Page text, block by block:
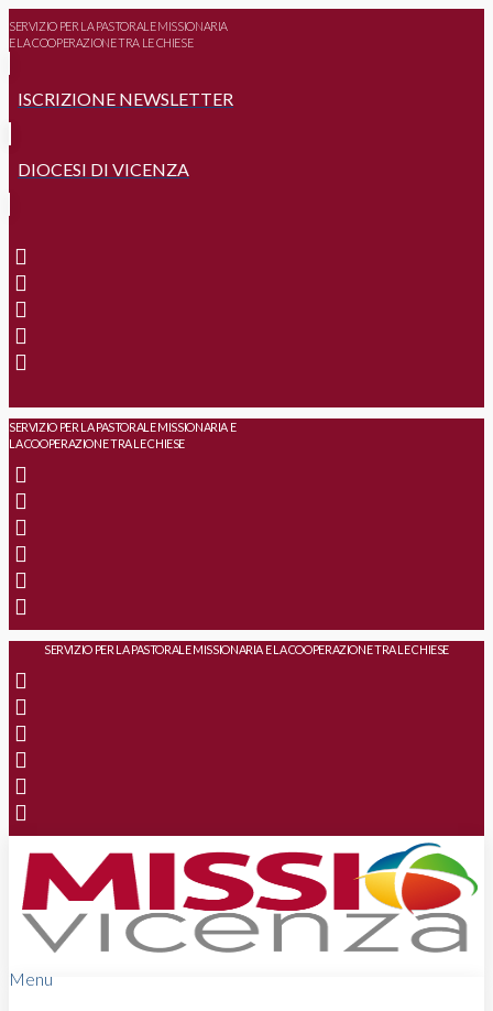
SERVIZIO PER LA PASTORALE MISSIONARIA
E LA COOPERAZIONE TRA LE CHIESE
ISCRIZIONE NEWSLETTER
DIOCESI DI VICENZA
SERVIZIO PER LA PASTORALE MISSIONARIA E
LA COOPERAZIONE TRA LE CHIESE
SERVIZIO PER LA PASTORALE MISSIONARIA E LA COOPERAZIONE TRA LE CHIESE
Menu